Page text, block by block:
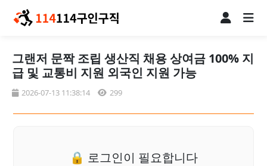
그랜저 문짝 조립 생산직 채용 상여금 100% 지
급 및 교통비 지원 외국인 지원 가능
2026-07-13 11:38:14 299
🔒 로그인이 필요합니다